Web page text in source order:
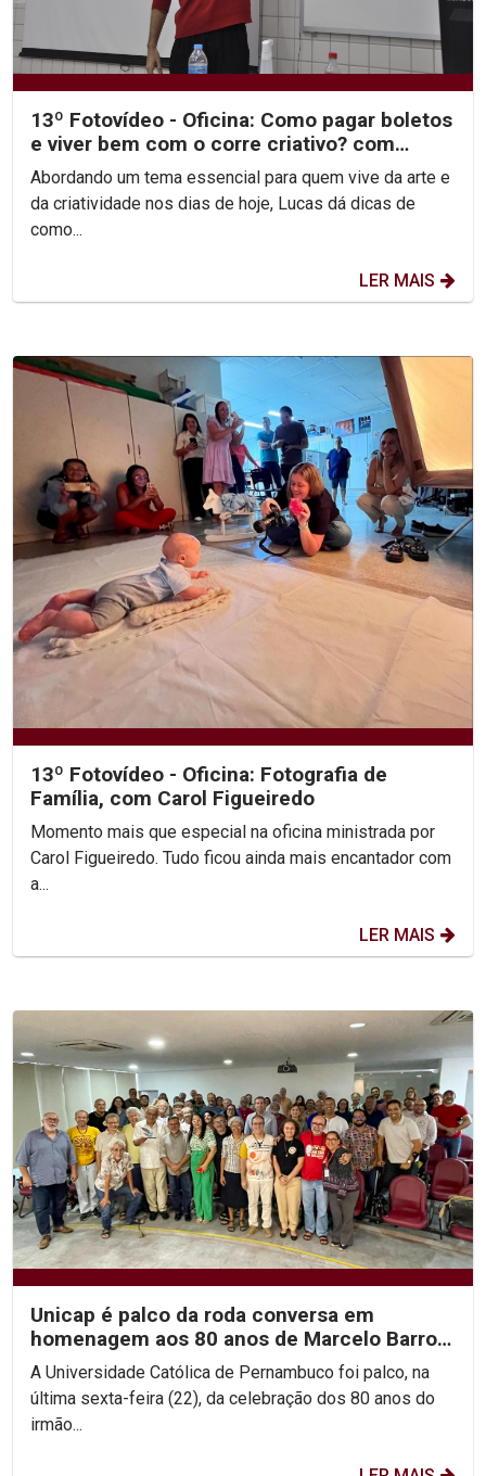
13º Fotovídeo - Oficina: Como pagar boletos
e viver bem com o corre criativo? com
Lucas Fernandes
Abordando um tema essencial para quem vive da arte e
da criatividade nos dias de hoje, Lucas dá dicas de
como...
LER MAIS
13º Fotovídeo - Oficina: Fotografia de
Família, com Carol Figueiredo
Momento mais que especial na oficina ministrada por
Carol Figueiredo. Tudo ficou ainda mais encantador com
a...
LER MAIS
Unicap é palco da roda conversa em
homenagem aos 80 anos de Marcelo Barros
e às Teologias da...
A Universidade Católica de Pernambuco foi palco, na
última sexta-feira (22), da celebração dos 80 anos do
irmão...